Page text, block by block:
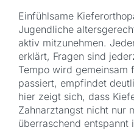
Einfühlsame
Jugendliche
aktiv mitzunehmen.
erklärt, Fragen sind
Tempo wird gemeinsam
passiert, empfindet
hier zeigt sich, dass
Zahnarztangst nicht nur
überraschend entspannt